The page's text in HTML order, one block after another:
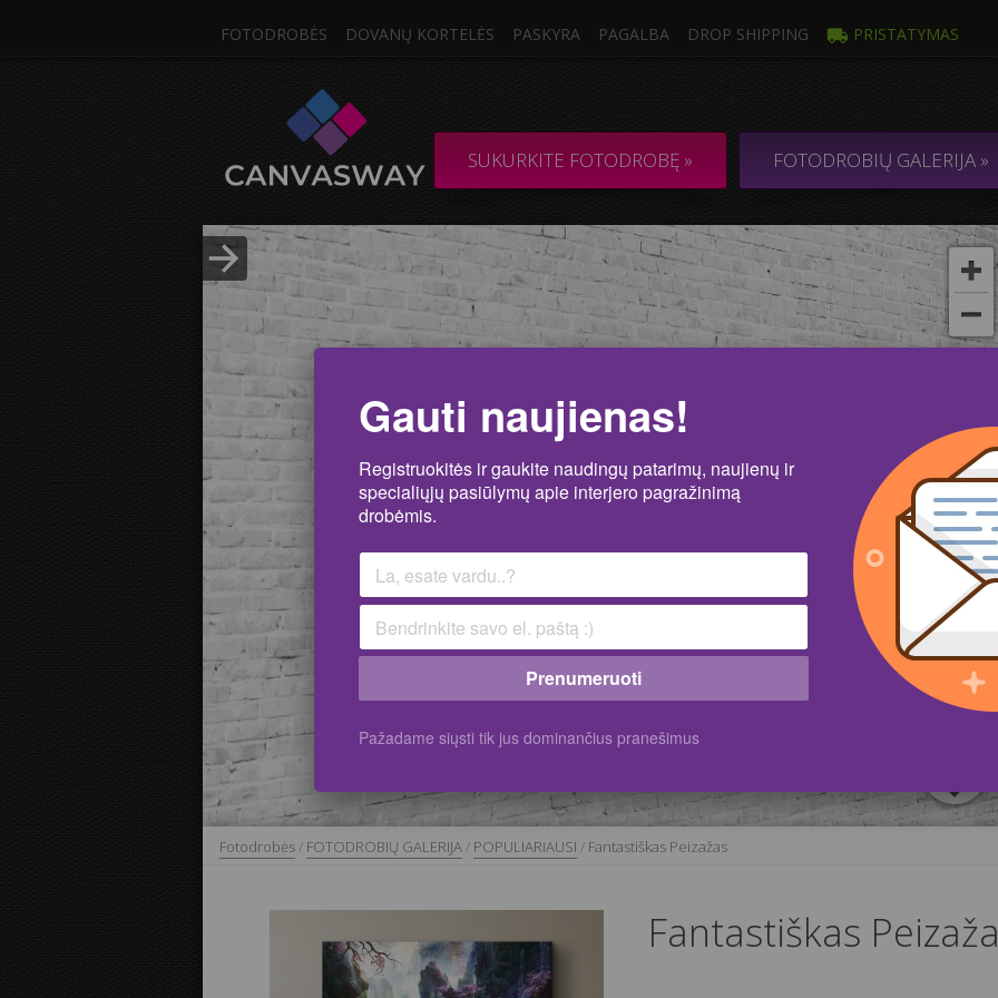
FOTODROBĖS DOVANŲ KORTELĖS PASKYRA PAGALBA DROP SHIPPING PRISTATYMAS
SUKURKITE FOTODROBĘ » FOTODROBIŲ GALERIJA »
DROBĖ / SUDĖTINĖ DROBĖ iš 1
Nuotraukos
KOLIAŽAS /
Fotodrobės/ FOTODROBIŲ GALERIJA/ POPULIARIAUSI / Fantastiškas Peizažas
Fantastiškas
Gauti naujienas!
Registruokitės ir gaukite naudingų patarimų, naujienų ir
specialiųjų pasiūlymų apie interjero pagražinimą
drobėmis.
Prenumeruoti
Pažadame siųsti tik jus dominančius pranešimus